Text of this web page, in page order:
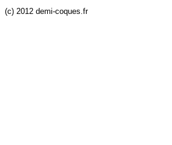
(c) 2012 demi-coques.fr